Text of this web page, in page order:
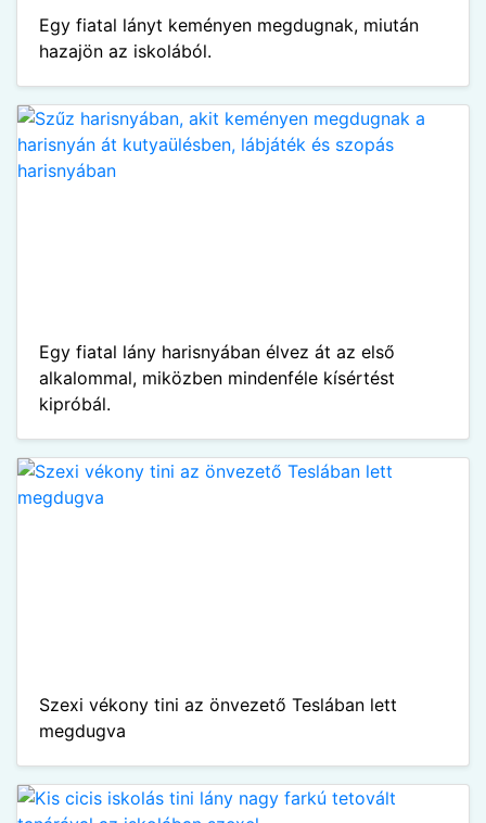
Egy fiatal lányt keményen megdugnak, miután
hazajön az iskolából.
Egy fiatal lány harisnyában élvez át az első
alkalommal, miközben mindenféle kísértést
kipróbál.
Szexi vékony tini az önvezető Teslában lett
megdugva